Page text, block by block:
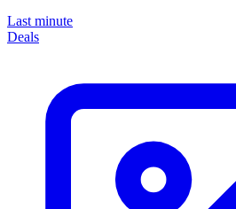
Last minute
Deals